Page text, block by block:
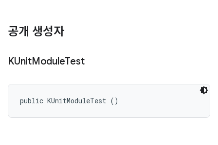
공개 생성자
KUnitModuleTest
public KUnitModuleTest ()